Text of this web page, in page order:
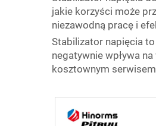
jakie korzyści może
niezawodną pracę i
Stabilizator napięcia
negatywnie wpływa
kosztownym